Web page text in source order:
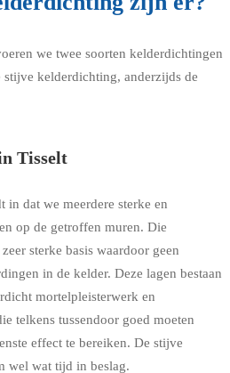
we twee soorten kelderdichtingen
kelderdichting, anderzijds de
Tisselt
dat we meerdere sterke en
op de getroffen muren. Die
sterke basis waardoor geen
in de kelder. Deze lagen bestaan
mortelpleisterwerk en
telkens tussendoor goed moeten
effect te bereiken. De stijve
wel wat tijd in beslag.